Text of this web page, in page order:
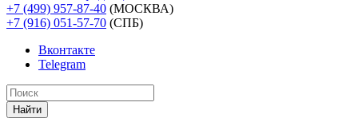
+7 (499) 957-87-40 (МОСКВА)
+7 (916) 051-57-70 (СПБ)
Вконтакте
Telegram
Найти